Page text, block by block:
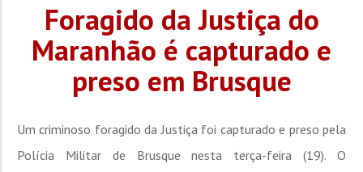
Foragido da Justiça do
Maranhão é capturado e
preso em Brusque
Um criminoso foragido da Justiça foi capturado e preso pela
Polícia Militar de Brusque nesta terça-feira (19). O